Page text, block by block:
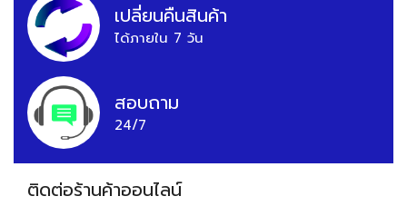
เปลี่ยนคืนสินค้า
ได้ภายใน 7 วัน
สอบถาม
24/7
ติดต่อร้านค้าออนไลน์